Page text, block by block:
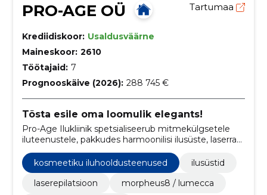
PRO-AGE OÜ Tartumaa
Krediidiskoor: Usaldusväärne
Maineskoor: 2610
Töötajaid: 7
Prognooskäive (2026): 288 745 €
Tõsta esile oma loomulik elegants!
Pro-Age Ilukliinik spetsialiseerub mitmekülgsetele
iluteenustele, pakkudes harmoonilisi ilusüste, laserravi
ja personaalset nahahooldust.
kosmeetiku iluhooldusteenused
ilusüstid
laserepilatsioon
morpheus8 / lumecca